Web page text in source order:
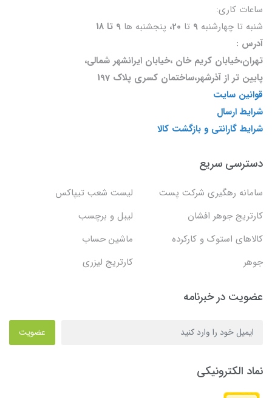
ساعات کاری:
شنبه تا چهارشنبه 9 تا 20، پنجشنبه ها
آدرس :
تهران،خیابان کریم خان ،خیابان ایرانشهر شمالی،
پایین تر از آذرشهر،ساختمان کسری پلاک 197
قوانین سایت
شرایط ارسال
شرایط گارانتی و بازگشت کالا
دسترسی سریع
سامانه رهگیری شرکت پست
لیست شعب تیپاکس
کارتریج جوهر افشان
لیبل و برچسب
کالاهای استوک و کارکرده
ماشین حساب
جوهر
کارتریج لیزری
عضویت در خبرنامه
عضویت
نماد الکترونیکی